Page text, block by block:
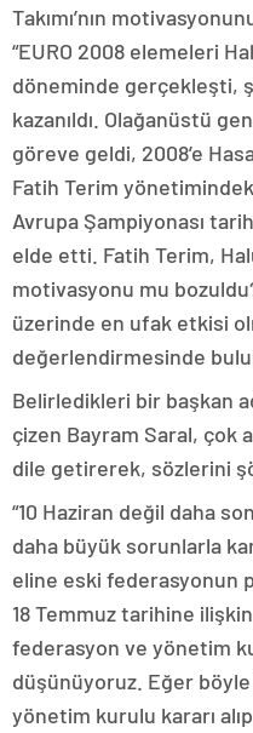
Takımı’nın
“EURO 2008 elemeleri
döneminde gerçekleşti,
kazanıldı. Olağanüstü
göreve geldi, 2008’e
Fatih Terim
Avrupa Şampiyonası
elde etti. Fatih Terim,
motivasyonu mu
üzerinde en ufak etkisi
değerlendirmesinde
Belirledikleri bir başkan
çizen Bayram Saral, çok
dile getirerek, sözlerini
“10 Haziran değil daha
daha büyük sorunlarla
eline eski federasyonun
18 Temmuz tarihine
federasyon ve yönetim
düşünüyoruz. Eğer
yönetim kurulu kararı